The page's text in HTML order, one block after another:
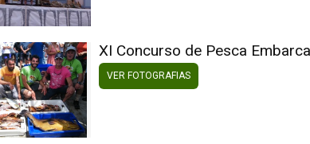
XI Concurso de Pesca
VER FOTOGRAFIAS